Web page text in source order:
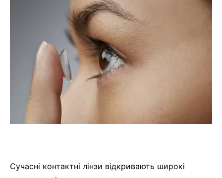
Сучасні контактні лінзи відкривають широкі